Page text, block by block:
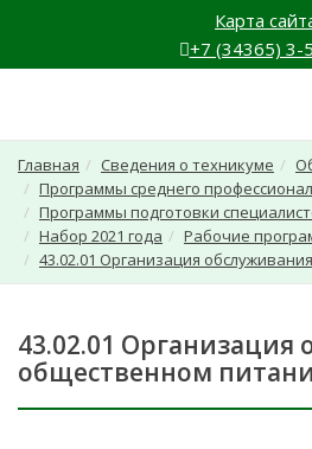
Карта
+7 (34365) 3-
Главная Сведения о техникуме
Программы среднего
Программы подготовки
Набор 2021 года
Рабочие
43.02.01 Организация
43.02.01 Организация
общественном